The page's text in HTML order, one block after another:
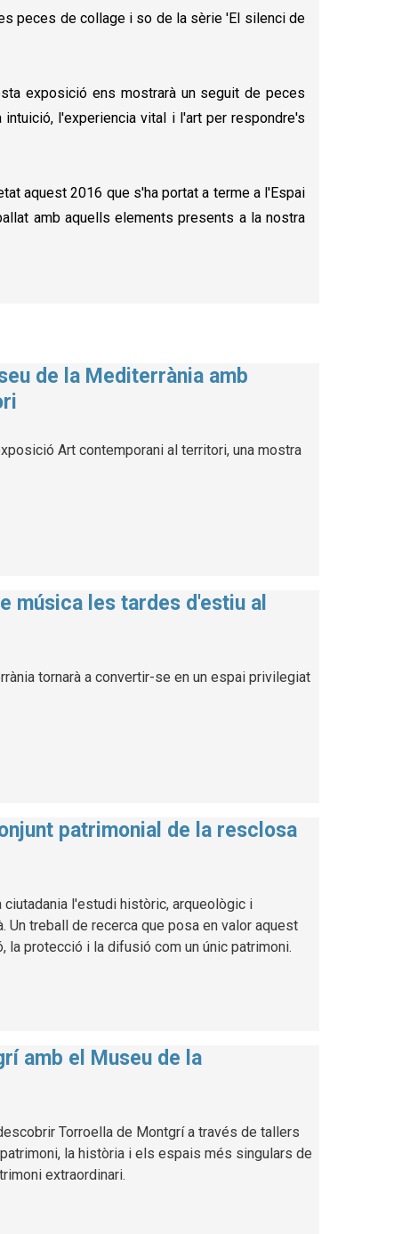
peces de collage i so de la sèrie 'El silenci de
exposició ens mostrarà un seguit de peces
l'experiencia vital i l'art per respondre's
aquest 2016 que s'ha portat a terme a l'Espai
amb aquells elements presents a la nostra
de la Mediterrània amb
Art contemporani al territori, una mostra
música les tardes d'estiu al
tornarà a convertir-se en un espai privilegiat
patrimonial de la resclosa
l'estudi històric, arqueològic i
treball de recerca que posa en valor aquest
la protecció i la difusió com un únic patrimoni.
amb el Museu de la
Torroella de Montgrí a través de tallers
la història i els espais més singulars de
extraordinari.